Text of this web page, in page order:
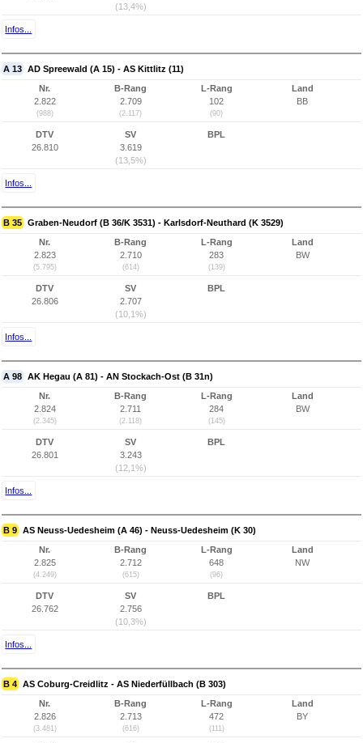
(13,4%)
Infos...
A 13 AD Spreewald (A 15) - AS Kittlitz (11)
Nr.
2.822
(988)
B-Rang
2.709
(2.117)
L-Rang
102
(90)
Land
BB
DTV
26.810
SV
3.619
(13,5%)
BPL
Infos...
B 35 Graben-Neudorf (B 36/K 3531) - Karlsdorf-Neuthard (K 3529)
Nr.
2.823
(5.795)
B-Rang
2.710
(614)
L-Rang
283
(139)
Land
BW
DTV
26.806
SV
2.707
(10,1%)
BPL
Infos...
A 98 AK Hegau (A 81) - AN Stockach-Ost (B 31n)
Nr.
2.824
(2.345)
B-Rang
2.711
(2.118)
L-Rang
284
(145)
Land
BW
DTV
26.801
SV
3.243
(12,1%)
BPL
Infos...
B 9 AS Neuss-Uedesheim (A 46) - Neuss-Uedesheim (K 30)
Nr.
2.825
(4.249)
B-Rang
2.712
(615)
L-Rang
648
(96)
Land
NW
DTV
26.762
SV
2.756
(10,3%)
BPL
Infos...
B 4 AS Coburg-Creidlitz - AS Niederfüllbach (B 303)
Nr.
2.826
(3.481)
B-Rang
2.713
(616)
L-Rang
472
(111)
Land
BY